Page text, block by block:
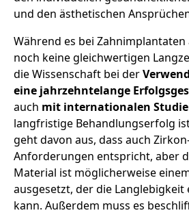
und den ästhetischen
Während es bei
noch keine gleichwertigen
die Wissenschaft bei der
eine jahrzehntelange
auch mit internationalen
langfristige Behandlungserfolg
geht davon aus, dass auch
Anforderungen entspricht, aber
Material ist möglicherweise
ausgesetzt, der die Langlebigkeit
kann. Außerdem muss es